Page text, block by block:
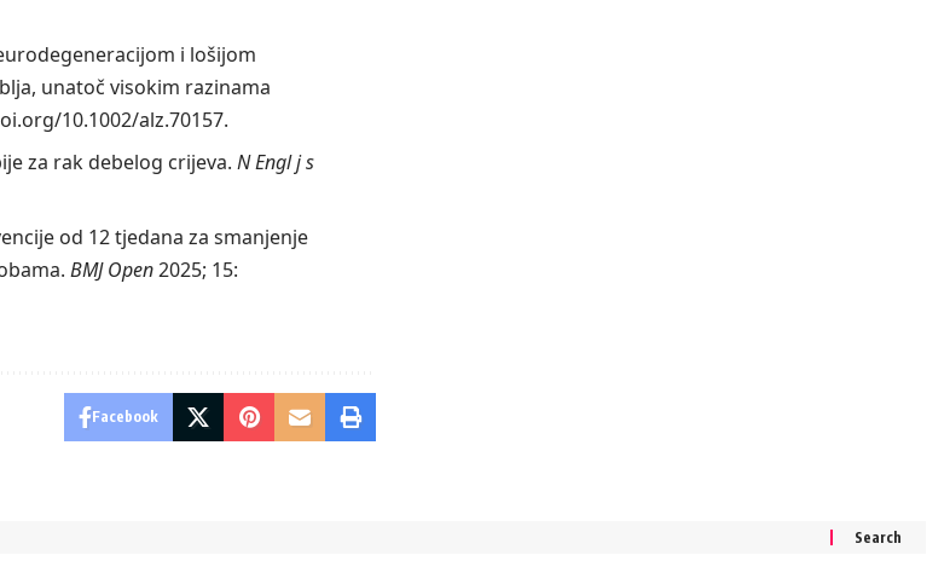
i lošijom
unatoč visokim razinama
10.1002/alz.70157.
za rak debelog crijeva. N Engl j s
od 12 tjedana za smanjenje
BMJ Open2025; 15:
Facebook